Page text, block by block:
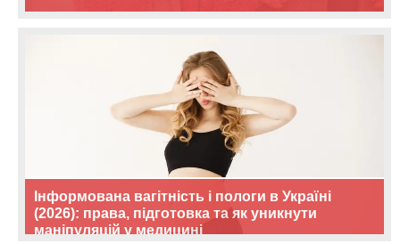
Інформована вагітність і пологи в Україні
(2026): права, підготовка та як уникнути
маніпуляцій у медицині